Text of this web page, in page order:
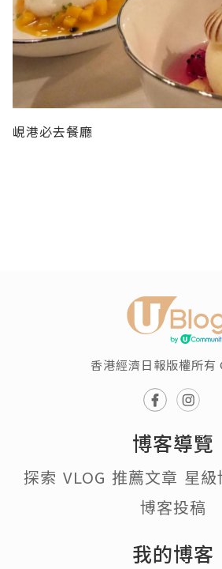
峴港必去餐廳
香港經濟日報版權所
博客導覽
探索 VLOG 推薦文章 星級
博客投稿
我的博客